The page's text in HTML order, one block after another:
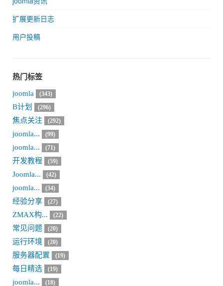
扩展更新日志
用户投稿
热门标签
joomla (343)
B计划 (296)
焦点关注 (292)
joomla... (99)
joomla... (71)
开发教程 (59)
Joomla... (42)
joomla... (34)
经验分享 (27)
ZMAX构... (22)
常见问题 (20)
运行环境 (20)
服务器配置 (19)
每日精选 (19)
joomla... (18)